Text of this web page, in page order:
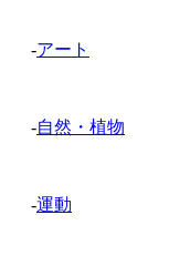
-アート
-自然・植物
-運動